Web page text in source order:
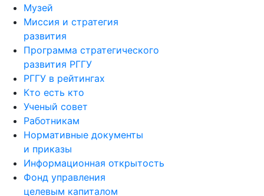
Музей
Миссия и стратегия
развития
Программа стратегического
развития РГГУ
РГГУ в рейтингах
Кто есть кто
Ученый совет
Работникам
Нормативные документы
и приказы
Информационная открытость
Фонд управления
целевым капиталом